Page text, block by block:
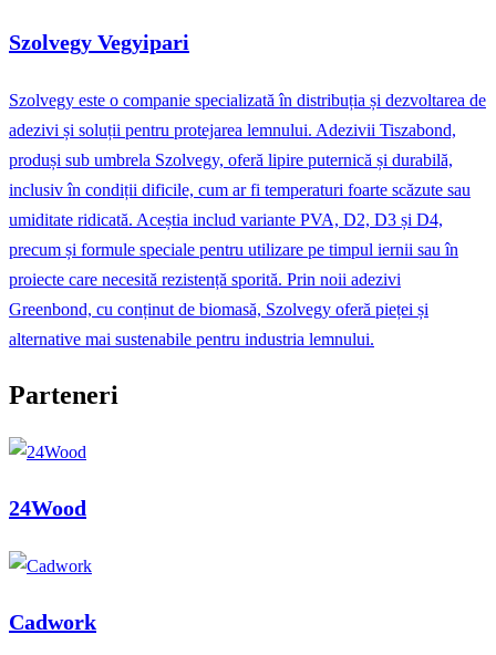
Szolvegy Vegyipari
Szolvegy este o companie specializată în distribuția și dezvoltarea de
adezivi și soluții pentru protejarea lemnului. Adezivii Tiszabond,
produși sub umbrela Szolvegy, oferă lipire puternică și durabilă,
inclusiv în condiții dificile, cum ar fi temperaturi foarte scăzute sau
umiditate ridicată. Aceștia includ variante PVA, D2, D3 și D4,
precum și formule speciale pentru utilizare pe timpul iernii sau în
proiecte care necesită rezistență sporită. Prin noii adezivi
Greenbond, cu conținut de biomasă, Szolvegy oferă pieței și
alternative mai sustenabile pentru industria lemnului.
Parteneri
24Wood
Cadwork